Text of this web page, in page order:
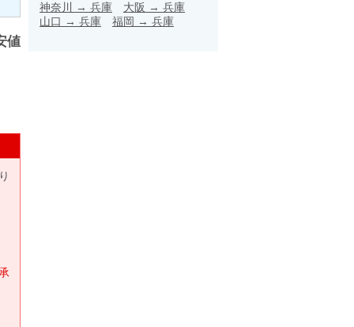
値
神奈川
→ 兵庫 大阪 → 兵庫
山口 → 兵庫 福岡 → 兵庫